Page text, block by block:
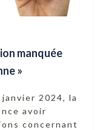
manquée
»
2024, la
avoir
concernant